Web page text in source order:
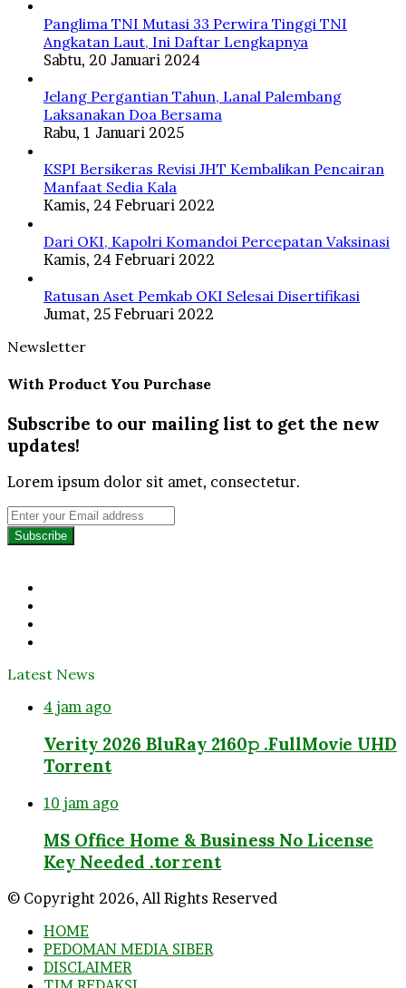
Panglima TNI Mutasi 33 Perwira Tinggi TNI
Angkatan Laut, Ini Daftar Lengkapnya
Sabtu, 20 Januari 2024
Jelang Pergantian Tahun, Lanal Palembang
Laksanakan Doa Bersama
Rabu, 1 Januari 2025
KSPI Bersikeras Revisi JHT Kembalikan Pencairan
Manfaat Sedia Kala
Kamis, 24 Februari 2022
Dari OKI, Kapolri Komandoi Percepatan Vaksinasi
Kamis, 24 Februari 2022
Ratusan Aset Pemkab OKI Selesai Disertifikasi
Jumat, 25 Februari 2022
Newsletter
With Product You Purchase
Subscribe to our mailing list to get the new
updates!
Lorem ipsum dolor sit amet, consectetur.
Enter
your
Email
Latest News
4 jam ago
Verity 2026 BluRay 2160𝚙 .FullMov𝗂e UHD
Torrent
10 jam ago
MS Office Home & Business No License
Key Needed .tоr𝚛еnt
© Copyright 2026, All Rights Reserved
HOME
PEDOMAN MEDIA SIBER
DISCLAIMER